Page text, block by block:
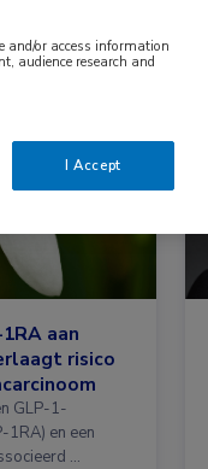
aan
risico
GLP-1-
1RA) en een
…
and/or access information
audience research and
I Accept